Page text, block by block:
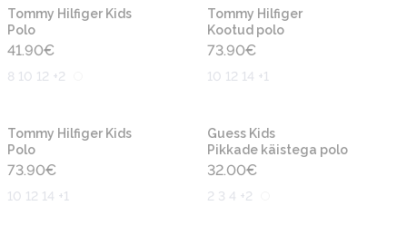
Tommy Hilfiger Kids
Polo
41.90€
8 10 12 +2
Tommy Hilfiger
Kootud polo
73.90€
10 12 14 +1
Tommy Hilfiger Kids
Polo
73.90€
10 12 14 +1
Guess Kids
Pikkade käistega polo
32.00€
2 3 4 +2